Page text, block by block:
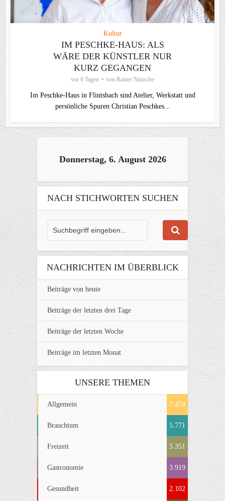
Kultur
IM PESCHKE-HAUS: ALS
WÄRE DER KÜNSTLER NUR
KURZ GEGANGEN
vor 6 Tagen von Rainer Nitzsche
Im Peschke-Haus in Flintsbach sind Atelier, Werkstatt und
persönliche Spuren Christian Peschkes...
Donnerstag, 6. August 2026
NACH STICHWORTEN SUCHEN
NACHRICHTEN IM ÜBERBLICK
Beiträge von heute
Beiträge der letzten drei Tage
Beiträge der letzten Woche
Beiträge im letzten Monat
UNSERE THEMEN
Allgemein 7.474
Brauchtum 5.771
Freizeit 5.351
Gastronomie 3.919
Gesundheit 2.102